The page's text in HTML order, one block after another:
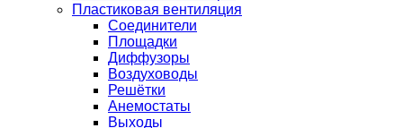
Пластиковая вентиляция
Соединители
Площадки
Диффузоры
Воздуховоды
Решётки
Анемостаты
Выходы